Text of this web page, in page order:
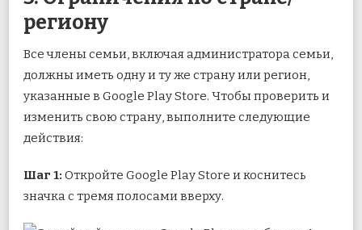
региону
Все члены семьи, включая администратора семьи,
должны иметь одну и ту же страну или регион,
указанные в Google Play Store. Чтобы проверить и
изменить свою страну, выполните следующие
действия:
Шаг 1: Откройте Google Play Store и коснитесь
значка с тремя полосами вверху.